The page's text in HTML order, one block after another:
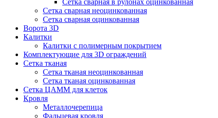
Сетка сварная в рулонах оцинкованная
Сетка сварная неоцинкованная
Сетка сварная оцинкованная
Ворота 3D
Калитки
Калитки с полимерным покрытием
Комплектующие для 3D ограждений
Сетка тканая
Сетка тканая неоцинкованная
Сетка тканая оцинкованная
Сетка ЦАММ для клеток
Кровля
Металлочерепица
Фальцевая кровля